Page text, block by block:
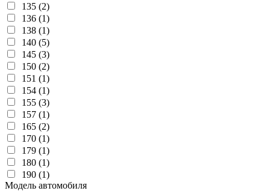
135 (2)
136 (1)
138 (1)
140 (5)
145 (3)
150 (2)
151 (1)
154 (1)
155 (3)
157 (1)
165 (2)
170 (1)
179 (1)
180 (1)
190 (1)
Модель автомобиля